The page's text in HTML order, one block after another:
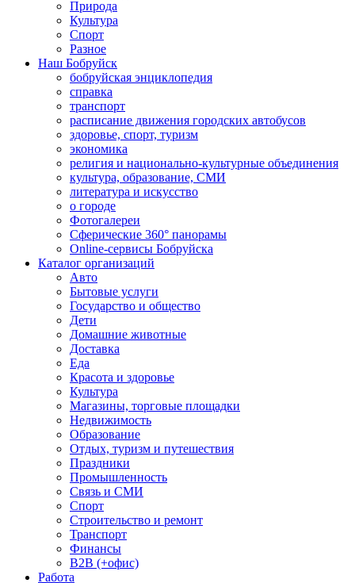
Природа
Культура
Спорт
Разное
Наш Бобруйск
бобруйская энциклопедия
справка
транспорт
расписание движения городских автобусов
здоровье, спорт, туризм
экономика
религия и национально-культурные объединения
культура, образование, СМИ
литература и искусство
о городе
Фотогалереи
Сферические 360° панорамы
Online-сервисы Бобруйска
Каталог организаций
Авто
Бытовые услуги
Государство и общество
Дети
Домашние животные
Доставка
Еда
Красота и здоровье
Культура
Магазины, торговые площадки
Недвижимость
Образование
Отдых, туризм и путешествия
Праздники
Промышленность
Связь и СМИ
Спорт
Строительство и ремонт
Транспорт
Финансы
B2B (+офис)
Работа